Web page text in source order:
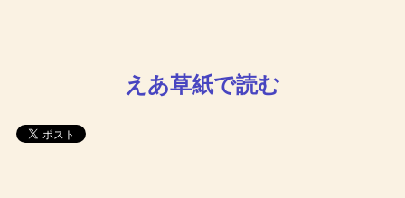
えあ草紙で読む